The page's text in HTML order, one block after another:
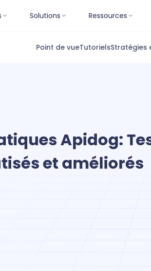
Solutions Ressources
Point de vueTutorielsStratégies
Apidog:
et améliorés